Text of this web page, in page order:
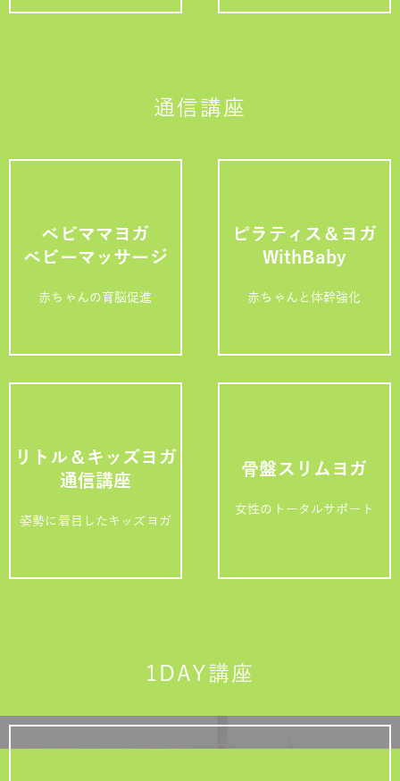
通信講座
ベビママヨガ
ベビーマッサージ
赤ちゃんの育脳促進
ピラティス＆ヨガ
WithBaby
赤ちゃんと体幹強化
リトル＆キッズヨガ
通信講座
姿勢に着目したキッズヨガ
骨盤スリムヨガ
女性のトータルサポート
1DAY講座